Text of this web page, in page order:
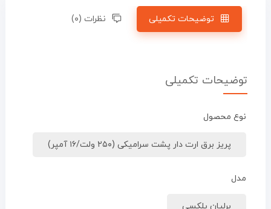
توضیحات تکمیلی نظرات (۰)
توضیحات تکمیلی
نوع محصول
پریز برق ارت دار پشت سرامیکی (۲۵۰ ولت/۱۶ آمپر)
مدل
برلیان پلکسی